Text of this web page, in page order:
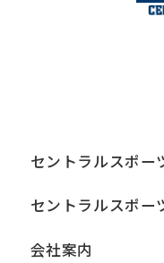
セントラルスポー
セントラルスポー
会社案内